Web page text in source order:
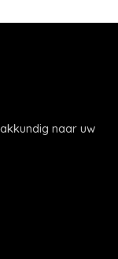
naar uw